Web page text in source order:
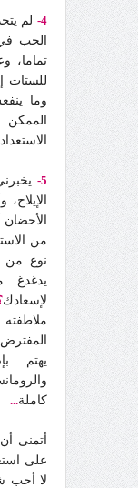
4-
لم
الحب
تماما،
للستات
وما
5-
من
نوع من
يدغدغ
لإسعادك
يهتم
كاملة...
أتمنى
على
لا أحب